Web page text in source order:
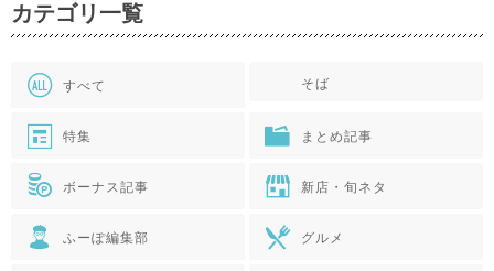
カテゴリ一覧
すべて そば
特集 まとめ記事
ボーナス記事 新店・旬ネタ
ふーぽ編集部 グルメ